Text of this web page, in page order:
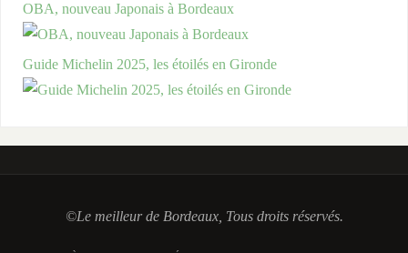
OBA, nouveau Japonais à Bordeaux
Guide Michelin 2025, les étoilés en Gironde
©Le meilleur de Bordeaux, Tous droits réservés.